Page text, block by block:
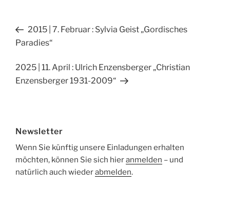
e
b
o
k
n
Beitragsnavigation
Vorheriger
Beitrag
2015 | 7. Februar : Sylvia Geist „Gordisches
Paradies“
Nächster
Beitrag
2025 | 11. April : Ulrich Enzensberger „Christian
Enzensberger 1931-2009“
Newsletter
Wenn Sie künftig unsere Einladungen erhalten
möchten, können Sie sich hieranmelden – und
natürlich auch wiederabmelden.